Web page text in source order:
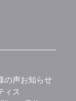
の声お知らせ
ィス